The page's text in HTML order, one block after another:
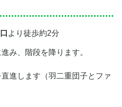
より徒歩約2分
み、階段を降ります。
直進します（羽二重団子とファ